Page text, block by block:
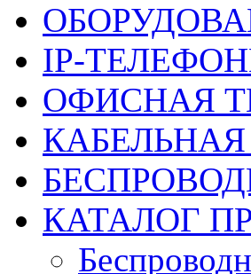
IP-
ОФИСНАЯ
КАТАЛОГ